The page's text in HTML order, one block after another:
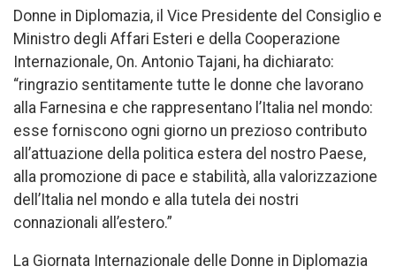
Donne in Diplomazia, il Vice Presidente del Consiglio e
Ministro degli Affari Esteri e della Cooperazione
Internazionale, On. Antonio Tajani, ha dichiarato:
“ringrazio sentitamente tutte le donne che lavorano
alla Farnesina e che rappresentano l’Italia nel mondo:
esse forniscono ogni giorno un prezioso contributo
all’attuazione della politica estera del nostro Paese,
alla promozione di pace e stabilità, alla valorizzazione
dell’Italia nel mondo e alla tutela dei nostri
connazionali all’estero.”
La Giornata Internazionale delle Donne in Diplomazia